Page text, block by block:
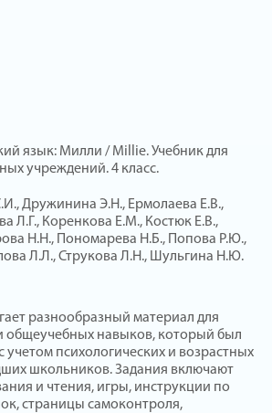
язык: Милли / Millie. Учебник для
учреждений. 4 класс.
Дружинина Э.Н., Ермолаева Е.В.,
Л.Г., Коренкова Е.М., Костюк Е.В.,
Н.Н., Пономарева Н.Б., Попова Р.Ю.,
Л.Л., Струкова Л.Н., Шульгина Н.Ю.
разнообразный материал для
общеучебных навыков, который был
учетом психологических и возрастных
школьников. Задания включают
и чтения, игры, инструкции по
страницы самоконтроля,